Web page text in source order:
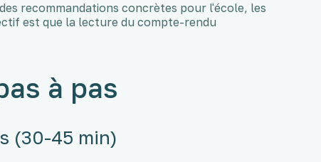
recommandations concrètes pour l'école, les
est que la lecture du compte-rendu
à pas
(30-45 min)